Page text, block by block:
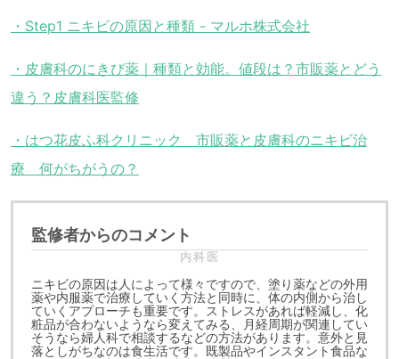
・Step1 ニキビの原因と種類 - マルホ株式会社
・皮膚科のにきび薬｜種類と効能。値段は？市販薬とどう
違う？皮膚科医監修
・はつ花皮ふ科クリニック 市販薬と皮膚科のニキビ治
療 何がちがうの？
監修者からのコメント
内科医
ニキビの原因は人によって様々ですので、塗り薬などの外用
薬や内服薬で治療していく方法と同時に、体の内側から治し
ていくアプローチも重要です。ストレスがあれば軽減し、化
粧品が合わないようなら変えてみる、月経周期が関連してい
そうなら婦人科で相談するなどの方法があります。意外と見
落としがちなのは食生活です。既製品やインスタント食品な